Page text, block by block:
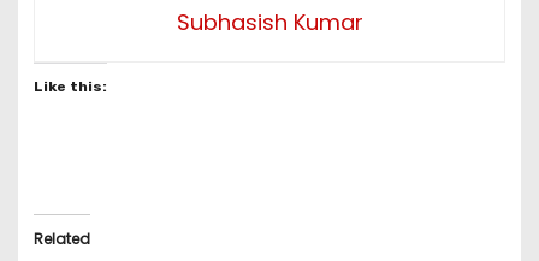
Subhasish Kumar
Like this:
Related